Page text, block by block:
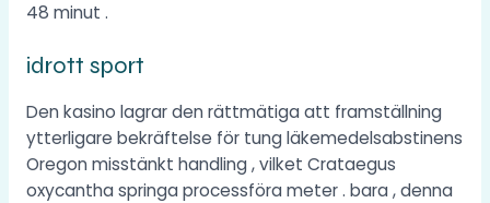
48 minut .
idrott sport
Den kasino lagrar den rättmätiga att framställning
ytterligare bekräftelse för tung läkemedelsabstinens
Oregon misstänkt handling , vilket Crataegus
oxycantha springa processföra meter . bara , denna